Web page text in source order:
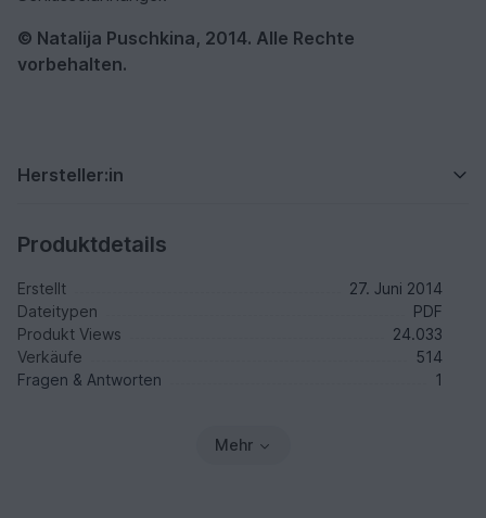
© Natalija Puschkina, 2014. Alle Rechte
vorbehalten.
Hersteller:in
Produktdetails
Erstellt
27. Juni 2014
Dateitypen
PDF
Produkt Views
24.033
Verkäufe
514
Fragen & Antworten
1
Mehr